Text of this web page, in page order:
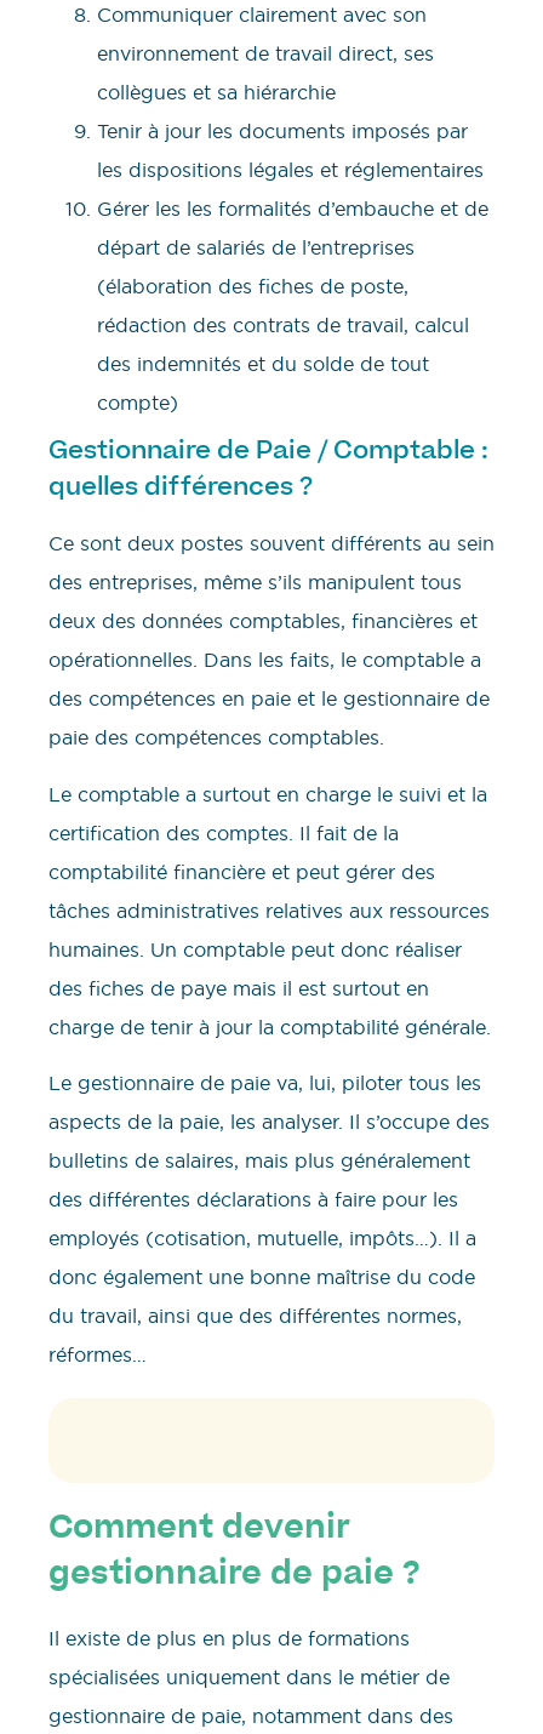
Communiquer clairement avec son
environnement de travail direct, ses
collègues et sa hiérarchie
Tenir à jour les documents imposés par
les dispositions légales et réglementaires
Gérer les les formalités d’embauche et de
départ de salariés de l’entreprises
(élaboration des fiches de poste,
rédaction des contrats de travail, calcul
des indemnités et du solde de tout
compte)
Gestionnaire de Paie / Comptable :
quelles différences ?
Ce sont deux postes souvent différents au sein
des entreprises, même s’ils manipulent tous
deux des données comptables, financières et
opérationnelles. Dans les faits, le comptable a
des compétences en paie et le gestionnaire de
paie des compétences comptables.
Le comptable a surtout en charge le suivi et la
certification des comptes. Il fait de la
comptabilité financière et peut gérer des
tâches administratives relatives aux ressources
humaines. Un comptable peut donc réaliser
des fiches de paye mais il est surtout en
charge de tenir à jour la comptabilité générale.
Le gestionnaire de paie va, lui, piloter tous les
aspects de la paie, les analyser. Il s’occupe des
bulletins de salaires, mais plus généralement
des différentes déclarations à faire pour les
employés (cotisation, mutuelle, impôts…). Il a
donc également une bonne maîtrise du code
du travail, ainsi que des différentes normes,
réformes…
Comment devenir
gestionnaire de paie ?
Il existe de plus en plus de formations
spécialisées uniquement dans le métier de
gestionnaire de paie, notamment dans des